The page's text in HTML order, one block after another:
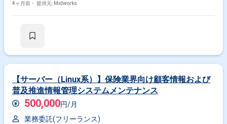
作業を行うことが可能です。 【作業内容】 ・システム要件の定義とドキ
4ヶ月前・ 提供元: Midworks
【サーバー（Linux系）】保険業界向け顧客情報および
普及推進情報管理システムメンテナンス
500,000円/月
業務委託(フリーランス)